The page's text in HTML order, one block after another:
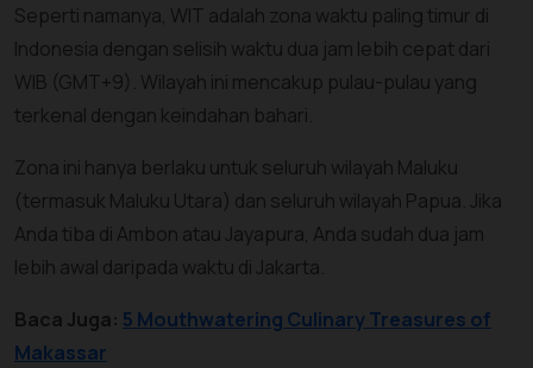
Seperti namanya, WIT adalah zona waktu paling timur di
Indonesia dengan selisih waktu dua jam lebih cepat dari
WIB (GMT+9). Wilayah ini mencakup pulau-pulau yang
terkenal dengan keindahan bahari.
Zona ini hanya berlaku untuk seluruh wilayah Maluku
(termasuk Maluku Utara) dan seluruh wilayah Papua. Jika
Anda tiba di Ambon atau Jayapura, Anda sudah dua jam
lebih awal daripada waktu di Jakarta.
Baca Juga: 5 Mouthwatering Culinary Treasures of
Makassar